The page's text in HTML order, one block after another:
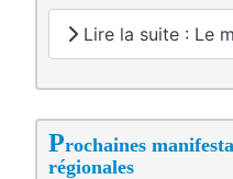
Lire la suite : Le
Prochaines
régionales